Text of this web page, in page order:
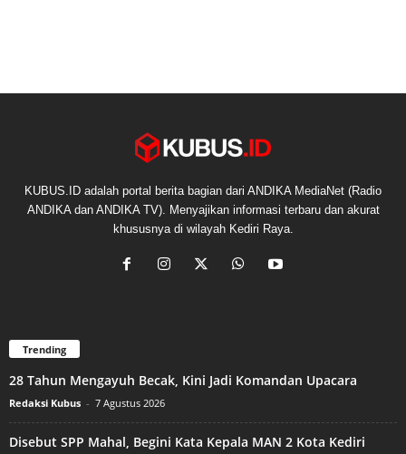
KUBUS.ID adalah portal berita bagian dari ANDIKA MediaNet (Radio
ANDIKA dan ANDIKA TV). Menyajikan informasi terbaru dan akurat
khususnya di wilayah Kediri Raya.
Trending
28 Tahun Mengayuh Becak, Kini Jadi Komandan Upacara
Redaksi Kubus - 7 Agustus 2026
Disebut SPP Mahal, Begini Kata Kepala MAN 2 Kota Kediri